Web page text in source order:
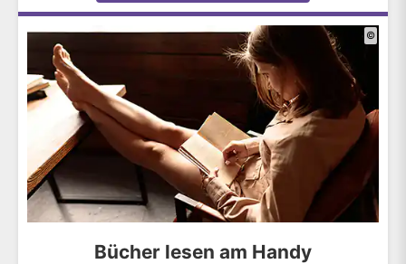
©
Bücher lesen am Handy